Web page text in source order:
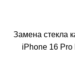
Замена стекла
iPhone 16 Pro